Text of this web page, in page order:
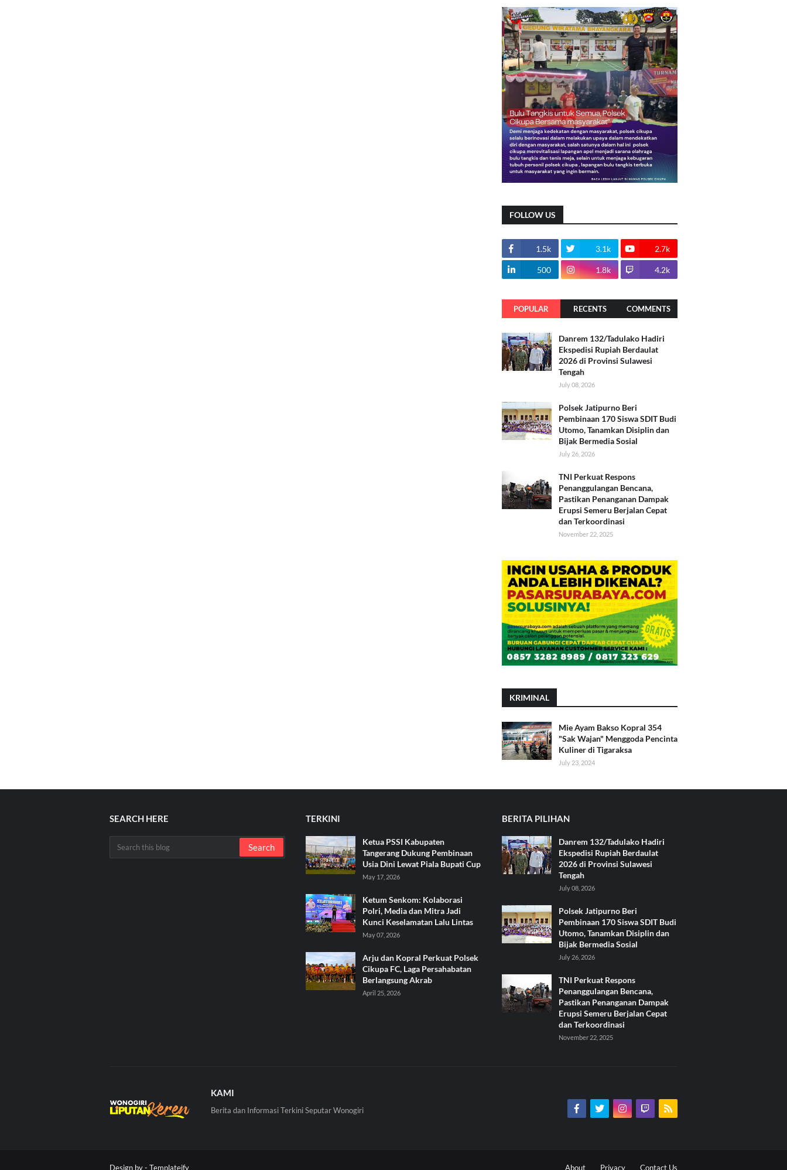
FOLLOW US
1.5k 3.1k 2.7k
500 1.8k 4.2k
POPULAR RECENTS COMMENTS
Danrem 132/Tadulako Hadiri
Ekspedisi Rupiah Berdaulat
2026 di Provinsi Sulawesi
Tengah
July 08, 2026
Polsek Jatipurno Beri
Pembinaan 170 Siswa SDIT Budi
Utomo, Tanamkan Disiplin dan
Bijak Bermedia Sosial
July 26, 2026
TNI Perkuat Respons
Penanggulangan Bencana,
Pastikan Penanganan Dampak
Erupsi Semeru Berjalan Cepat
dan Terkoordinasi
November 22, 2025
KRIMINAL
Mie Ayam Bakso Kopral 354
"Sak Wajan" Menggoda Pencinta
Kuliner di Tigaraksa
July 23, 2024
SEARCH HERE TERKINI
Ketua PSSI Kabupaten
Tangerang Dukung Pembinaan
Usia Dini Lewat Piala Bupati Cup
May 17, 2026
Ketum Senkom: Kolaborasi
Polri, Media dan Mitra Jadi
Kunci Keselamatan Lalu Lintas
May 07, 2026
Arju dan Kopral Perkuat Polsek
Cikupa FC, Laga Persahabatan
Berlangsung Akrab
April 25, 2026
BERITA PILIHAN
Danrem 132/Tadulako Hadiri
Ekspedisi Rupiah Berdaulat
2026 di Provinsi Sulawesi
Tengah
July 08, 2026
Polsek Jatipurno Beri
Pembinaan 170 Siswa SDIT Budi
Utomo, Tanamkan Disiplin dan
Bijak Bermedia Sosial
July 26, 2026
TNI Perkuat Respons
Penanggulangan Bencana,
Pastikan Penanganan Dampak
Erupsi Semeru Berjalan Cepat
dan Terkoordinasi
November 22, 2025
KAMI
Berita dan Informasi Terkini Seputar Wonogiri
Design by - Templateify About Privacy Contact Us